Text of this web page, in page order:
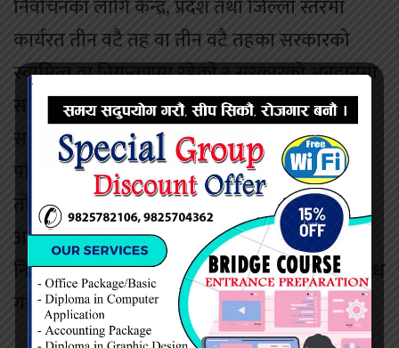
निर्वाचनका लागि केन्द्र, प्रदेश तथा जिल्ला स्तरमा
कार्यरत तीन वटै तह वा तीन वटै तहका सरकारको
स्वामित्व वा नियन्त्रणमा रहेको र सरकारको अनुदानमा
सञ्चालित संघ, संस्था, निकाय वा कार्यालयमा कार्यरत
सम्पूर्ण कर्मचारी आवश्यकताअनुसार निर्वाचनमा
परिचालन गर्नुपर्ने जनाएको छ । त्यसका लागि
तोकिएको ढाँचामा कर्मचारीको यथार्थ विवरण
अद्यावधिक गरी राख्न र सम्बन्धित प्रदेश तथा जिल्ला
निर्वाचन कार्यालयबाट माग भएका बेला तुरून्त उपलब्ध
गराउन पनि निर्देशन दिएको छ ।